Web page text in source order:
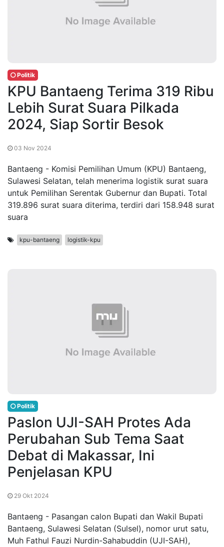
Politik
KPU Bantaeng Terima 319 Ribu
Lebih Surat Suara Pilkada
2024, Siap Sortir Besok
03 Nov 2024
Bantaeng - Komisi Pemilihan Umum (KPU) Bantaeng,
Sulawesi Selatan, telah menerima logistik surat suara
untuk Pemilihan Serentak Gubernur dan Bupati. Total
319.896 surat suara diterima, terdiri dari 158.948 surat
suara
kpu-bantaeng logistik-kpu
Politik
Paslon UJI-SAH Protes Ada
Perubahan Sub Tema Saat
Debat di Makassar, Ini
Penjelasan KPU
29 Okt 2024
Bantaeng - Pasangan calon Bupati dan Wakil Bupati
Bantaeng, Sulawesi Selatan (Sulsel), nomor urut satu,
Muh Fathul Fauzi Nurdin-Sahabuddin (UJI-SAH),